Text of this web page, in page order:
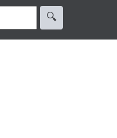
🔍︎